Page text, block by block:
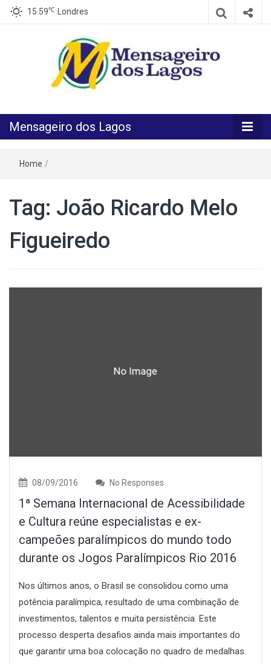
15.59℃ Londres
Mensageiro
dos Lagos
Mensageiro dos Lagos
Home /
Tag: João Ricardo Melo
Figueiredo
08/09/2016 No Responses
1ª Semana Internacional de Acessibilidade
e Cultura reúne especialistas e ex-
campeões paralímpicos do mundo todo
durante os Jogos Paralímpicos Rio 2016
Nos últimos anos, o Brasil se consolidou como uma
potência paralímpica, resultado de uma combinação de
investimentos, talentos e muita persistência. Este
processo desperta desafios ainda mais importantes do
que garantir uma boa colocação no quadro de medalhas.